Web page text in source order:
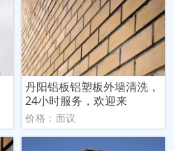
丹阳铝板铝塑板外墙清洗，
24小时服务，欢迎来
价格：面议